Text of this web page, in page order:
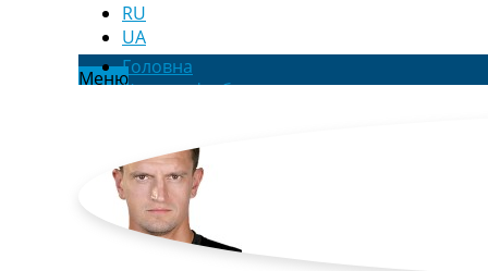
RU
UA
МенюГоловна
Новини футболу
Футбольні трансфери
Останні коментарі
Конкурс прогнозів
Логін
Рейтінги